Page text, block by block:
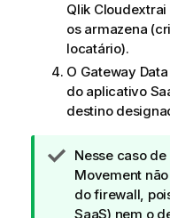
Qlik Cloudextrai
os armazena
locatário).
O Gateway
do aplicativo
destino
N
o
t
a
Nesse caso de
Movement
do firewall,
SaaS) nem o